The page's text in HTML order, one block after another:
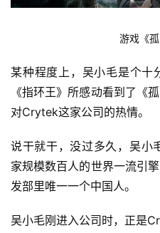
游戏《孤
某种程度上，吴小毛是个十
《指环王》所感动看到了《
对Crytek这家公司的热情。
说干就干，没过多久，吴小
家规模数百人的世界一流引
发部里唯一一个中国人。
吴小毛刚进入公司时，正是